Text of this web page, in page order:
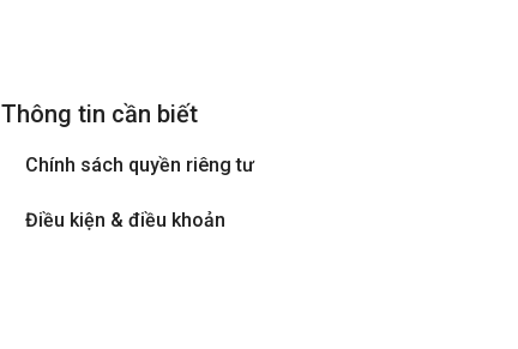
Thông tin cần biết
Chính sách quyền riêng tư
Điều kiện & điều khoản